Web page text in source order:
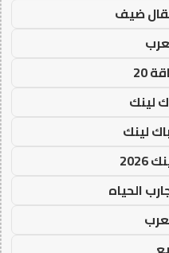
20
لينك
لينك
الحياه